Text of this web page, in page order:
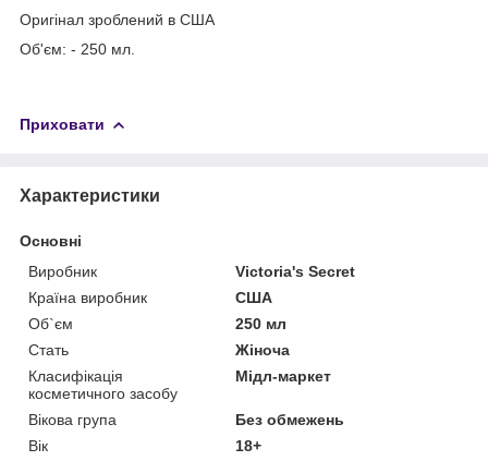
Оригінал зроблений в США
Об'єм: - 250 мл.
Приховати
Характеристики
Основні
Виробник
Victoria's Secret
Країна виробник
США
Об`єм
250 мл
Стать
Жіноча
Класифікація
косметичного засобу
Мідл-маркет
Вікова група
Без обмежень
Вік
18+